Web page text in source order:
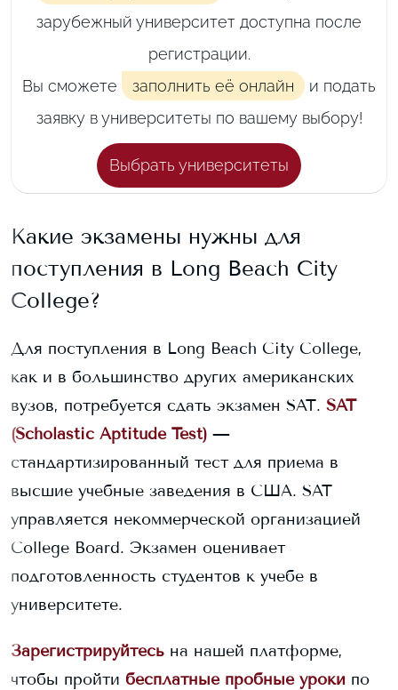
зарубежный университет доступна после
регистрации.
Вы сможете
заполнить её онлайн
и подать
заявку в университеты по вашему выбору!
Выбрать университеты
Какие экзамены нужны для
поступления в Long Beach City
College?
Для поступления в Long Beach City College,
как и в большинство других американских
вузов, потребуется сдать экзамен SAT. SAT
(Scholastic Aptitude Test) —
стандартизированный тест для приема в
высшие учебные заведения в США. SAT
управляется некоммерческой организацией
College Board. Экзамен оценивает
подготовленность студентов к учебе в
университете.
Зарегистрируйтесь на нашей платформе,
чтобы пройти бесплатные пробные уроки по